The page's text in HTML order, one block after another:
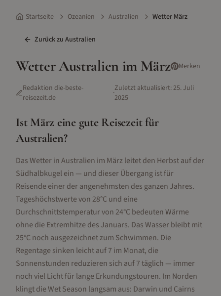
Startseite Ozeanien Australien Wetter März
Zurück zu Australien
WetterAustralien im März Merken
Redaktion die-beste-
reisezeit.de
·Zuletzt aktualisiert:25. Juli
2025
Ist März eine gute Reisezeit für
Australien?
Das Wetter in Australien im März leitet den Herbst auf der
Südhalbkugel ein — und dieser Übergang ist für
Reisende einer der angenehmsten des ganzen Jahres.
Tageshöchstwerte von 28°C und eine
Durchschnittstemperatur von 24°C bedeuten Wärme
ohne die Extremhitze des Januars. Das Wasser bleibt mit
25°C noch ausgezeichnet zum Schwimmen. Die
Regentage sinken leicht auf 7 im Monat, die
Sonnenstunden reduzieren sich auf 7 täglich — immer
noch viel Licht für lange Erkundungstouren. Im Norden
klingt die Wet Season langsam aus: Darwin und Cairns